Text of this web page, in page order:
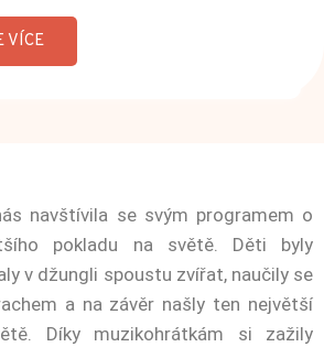
VÍCE
navštívila se svým programem o
pokladu na světě. Děti byly
v džungli spoustu zvířat, naučily se
a na závěr našly ten největší
Díky muzikohrátkám si zažily